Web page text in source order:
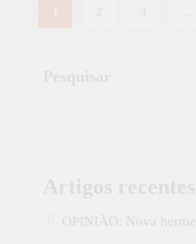
1 2 3 …
OPINIÃO: Nova